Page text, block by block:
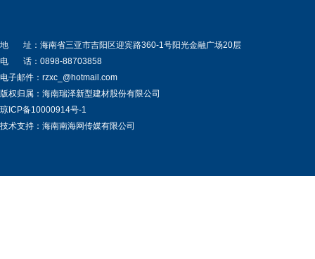
地 址：海南省三亚市吉阳区迎宾路360-1号阳光金融广场20层
电 话：0898-88703858
电子邮件：rzxc_@hotmail.com
版权归属：海南瑞泽新型建材股份有限公司
琼ICP备10000914号-1
技术支持：海南南海网传媒有限公司